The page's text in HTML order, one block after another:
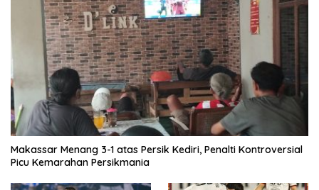
Makassar Menang 3-1 atas Persik Kediri, Penalti Kontroversial
Picu Kemarahan Persikmania